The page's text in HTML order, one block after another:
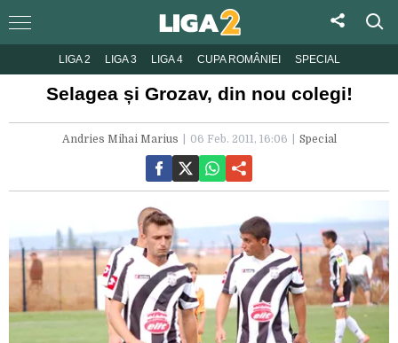
LIGA 2 LIGA 3 LIGA 4 CUPA ROMÂNIEI SPECIAL
Selagea și Grozav, din nou colegi!
Andries Mihai Marius 06 Feb. 2011, 16:06 Special